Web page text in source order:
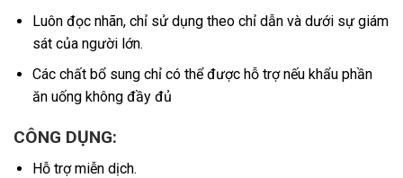
Luôn đọc nhãn, chỉ sử dụng theo chỉ dẫn và dưới sự giám
sát của người lớn.
Các chất bổ sung chỉ có thể được hỗ trợ nếu khẩu phần
ăn uống không đầy đủ
CÔNG DỤNG:
Hỗ trợ miễn dịch.